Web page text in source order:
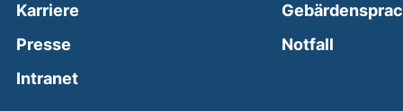
Karriere
Presse
Intranet(external link, opens in a new window)
Notfall